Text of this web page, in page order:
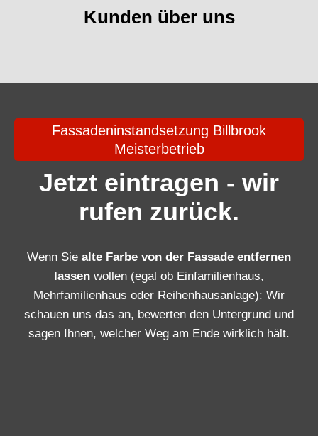
Kunden über uns
Fassadeninstandsetzung Billbrook
Meisterbetrieb
Jetzt eintragen - wir
rufen zurück.
Wenn Sie alte Farbe von der Fassade entfernen
lassen wollen (egal ob Einfamilienhaus,
Mehrfamilienhaus oder Reihenhausanlage): Wir
schauen uns das an, bewerten den Untergrund und
sagen Ihnen, welcher Weg am Ende wirklich hält.